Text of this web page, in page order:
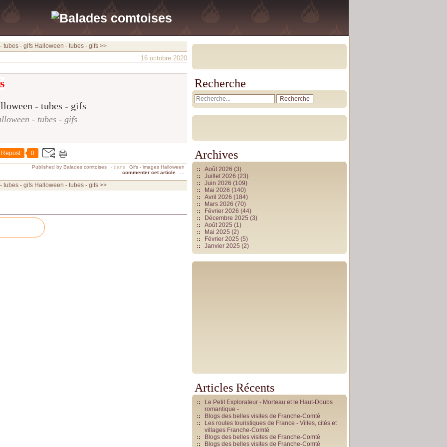
tubes - gifs Halloween - tubes - gifs >>
16 octobre 2020
- tubes - gifs
Repost 0
Published by Balades comtoises - dans
Gifs - images Halloween
commenter cet article
tubes - gifs Halloween - tubes - gifs >>
Recherche
Archives
Août 2026 (3)
Juillet 2026 (23)
Juin 2026 (109)
Mai 2026 (140)
Avril 2026 (184)
Mars 2026 (70)
Février 2026 (44)
Décembre 2025 (3)
Août 2025 (1)
Mai 2025 (2)
Février 2025 (5)
Janvier 2025 (2)
Articles Récents
Le Petit Explorateur - Morteau et le Haut-Doubs
romantique -
Blogs des belles visites de Franche-Comté
Les routes touristiques de France - Villes, cités et
villages Franche-Comté
Blogs des belles visites de Franche-Comté
Blogs des belles visites de Franche-Comté